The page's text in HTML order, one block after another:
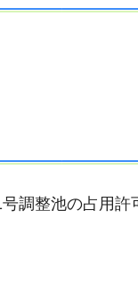
調整池の占用許